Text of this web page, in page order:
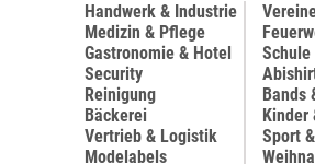
Handwerk & Industrie
Medizin & Pflege
Gastronomie & Hotel
Security
Reinigung
Bäckerei
Vertrieb & Logistik
Modelabels
Schule
Bands
Kinder
Sport